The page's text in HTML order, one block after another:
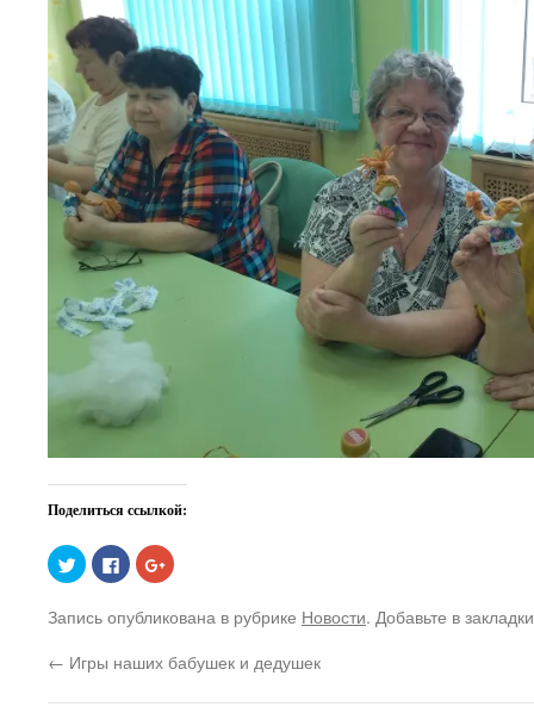
Поделиться ссылкой:
Нажмите,
чтобы
поделиться
Twitter
(Открывается
новом
окне)
Нажмите
здесь,
чтобы
контентом
на
(Открывается
в
окне)
Нажмите,
чтобы
Google+
(Открывается
новом
окне)
Запись опубликована в рубрике Новости. Добавьте в
← Игры наших бабушек и дедушек